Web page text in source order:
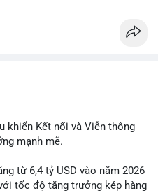
ty na' (tỷ giá) và 'giao thông'
áp lực USD. • Binance hỗ
hấp dẫn về $HFT, $SKYAI,
Tâm lý thị trường đang phân
cậy từ các dự án lớn (BTC,
tin rõ ràng về quy định.
khiển Kết nối và Viễn thông
mạnh mẽ.
từ 6,4 tỷ USD vào năm 2026
tốc độ tăng trưởng kép hàng